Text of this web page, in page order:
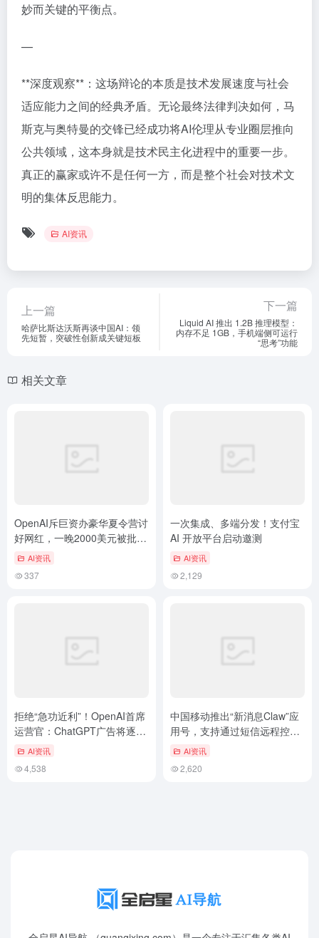
妙而关键的平衡点。
—
**深度观察**：这场辩论的本质是技术发展速度与社会
适应能力之间的经典矛盾。无论最终法律判决如何，马
斯克与奥特曼的交锋已经成功将AI伦理从专业圈层推向
公共领域，这本身就是技术民主化进程中的重要一步。
真正的赢家或许不是任何一方，而是整个社会对技术文
明的集体反思能力。
AI资讯
上一篇
哈萨比斯达沃斯再谈中国AI：领
先短暂，突破性创新成关键短板
下一篇
Liquid AI 推出 1.2B 推理模型：
内存不足 1GB，手机端侧可运行
“思考”功能
相关文章
OpenAI斥巨资办豪华夏令营讨
好网红，一晚2000美元被批
“反乌托邦”
AI资讯
337
一次集成、多端分发！支付宝
AI 开放平台启动邀测
AI资讯
2,129
拒绝“急功近利”！OpenAI首席
运营官：ChatGPT广告将逐步
推进AI资讯
4,538
中国移动推出“新消息Claw”应
用号，支持通过短信远程控制
电脑端AI智能体
AI资讯
2,620